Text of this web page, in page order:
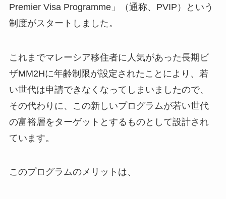
Premier Visa Programme」（通称、PVIP）という
制度がスタートしました。
これまでマレーシア移住者に人気があった長期ビ
ザMM2Hに年齢制限が設定されたことにより、若
い世代は申請できなくなってしまいましたので、
その代わりに、この新しいプログラムが若い世代
の富裕層をターゲットとするものとして設計され
ています。
このプログラムのメリットは、